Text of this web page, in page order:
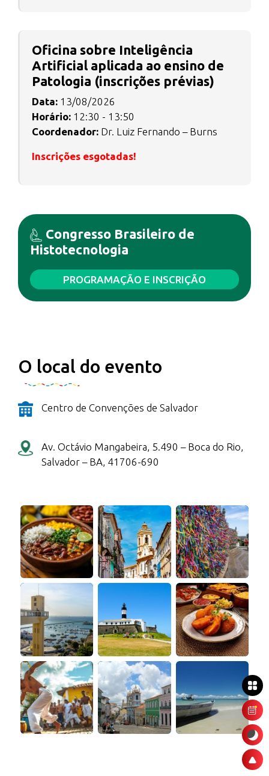
Oficina sobre Inteligência
Artificial aplicada ao ensino de
Patologia (inscrições prévias)
Data: 13/08/2026
Horário: 12:30 - 13:50
Coordenador: Dr. Luiz Fernando – Burns
Inscrições esgotadas!
Congresso Brasileiro de
Histotecnologia
PROGRAMAÇÃO E INSCRIÇÃO
O local do evento
Centro de Convenções de Salvador
Av. Octávio Mangabeira, 5.490 – Boca do Rio,
Salvador – BA, 41706-690